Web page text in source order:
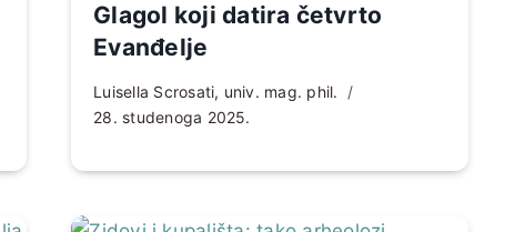
Glagol koji datira četvrto
Evanđelje
Luisella Scrosati, univ. mag. phil.
28. studenoga 2025.